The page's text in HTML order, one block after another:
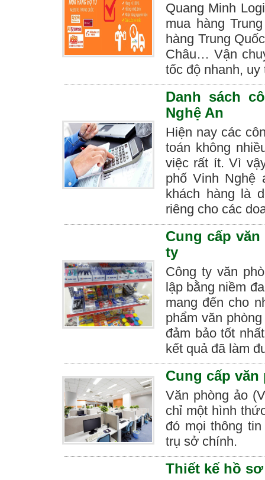
Quang Minh
mua hàng
hàng Trung
Châu… Vận
tốc độ nhanh,
Danh sách
Nghệ An
Hiện nay các
toán không
việc rất ít. Vì
phố Vinh Nghệ
khách hàng là
riêng cho các
Cung cấp
ty
Công ty văn
lập bằng niềm
mang đến cho
phẩm văn
đảm bảo tốt
kết quả đã làm
Cung cấp
Văn phòng ảo
chỉ một hình
đó mọi thông
trụ sở chính.
Thiết kế hồ